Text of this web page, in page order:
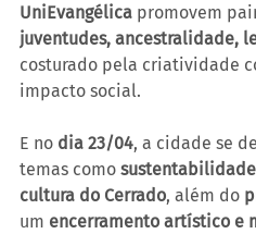
UniEvangélica promovem
juventudes, ancestralidade,
costurado pela criatividade
impacto social.
E no dia 23/04, a cidade se
temas como
cultura do Cerrado, além do
um encerramento artístico e